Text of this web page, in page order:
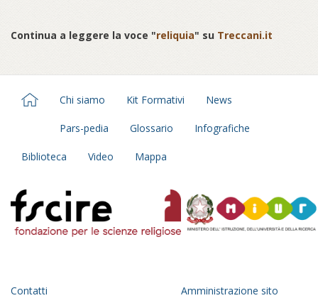
Continua a leggere la voce "reliquia" su Treccani.it
Chi siamo Kit Formativi News
Pars-pedia Glossario Infografiche
Biblioteca Video Mappa
Contatti Amministrazione sito